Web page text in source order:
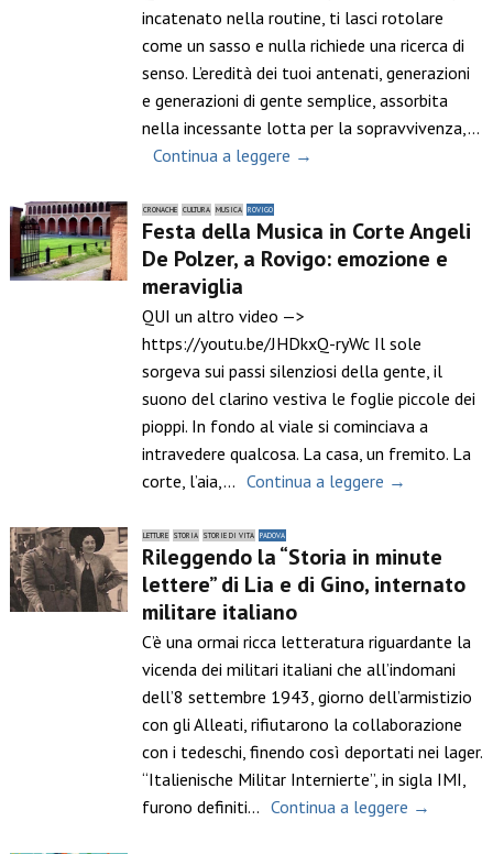
incatenato nella routine, ti lasci rotolare
come un sasso e nulla richiede una ricerca di
senso. L’eredità dei tuoi antenati, generazioni
e generazioni di gente semplice, assorbita
nella incessante lotta per la sopravvivenza,…
Continua a leggere →
CRONACHE CULTURA MUSICA ROVIGO
Festa della Musica in Corte Angeli
De Polzer, a Rovigo: emozione e
meraviglia
QUI un altro video —>
https://youtu.be/JHDkxQ-ryWc Il sole
sorgeva sui passi silenziosi della gente, il
suono del clarino vestiva le foglie piccole dei
pioppi. In fondo al viale si cominciava a
intravedere qualcosa. La casa, un fremito. La
corte, l’aia,… Continua a leggere →
LETTURE STORIA STORIE DI VITA PADOVA
Rileggendo la “Storia in minute
lettere” di Lia e di Gino, internato
militare italiano
C’è una ormai ricca letteratura riguardante la
vicenda dei militari italiani che all’indomani
dell’8 settembre 1943, giorno dell’armistizio
con gli Alleati, rifiutarono la collaborazione
con i tedeschi, finendo così deportati nei lager.
“Italienische Militar Internierte”, in sigla IMI,
furono definiti… Continua a leggere →